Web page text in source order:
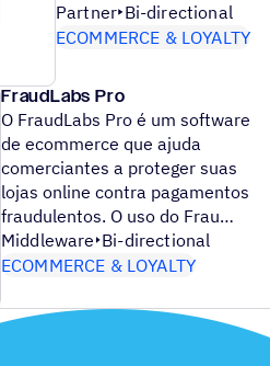
Partner Bi-directional
ECOMMERCE & LOYALTY
FraudLabs Pro
O FraudLabs Pro é um software
de ecommerce que ajuda
comerciantes a proteger suas
lojas online contra pagamentos
fraudulentos. O uso do Frau
Middleware Bi-directional
ECOMMERCE & LOYALTY